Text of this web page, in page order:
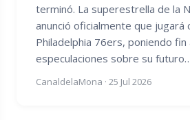
terminó. La superestrella de la
anunció oficialmente que jugará
Philadelphia 76ers, poniendo fin
especulaciones sobre su
CanaldelaMona · 25 Jul 2026